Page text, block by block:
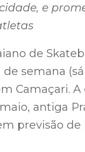
e
de
semana
Camaçari.
antiga
previsão de